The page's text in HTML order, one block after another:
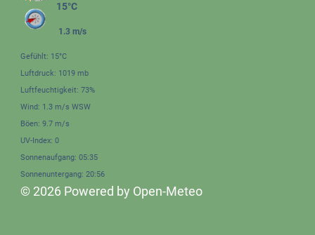
15°C
1.3 m/s
Gefühlt: 15°C
Luftdruck: 1019 mb
Luftfeuchtigkeit: 73%
Wind: 1.3 m/s WSW
Böen: 9.7 m/s
UV-Index: 0
Sonnenaufgang: 05:35
Sonnenuntergang: 20:56
© 2026 Powered by Open-Meteo